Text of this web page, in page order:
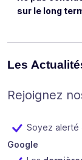
sur le long
Les
Rejoignez
Soyez alerté
Google